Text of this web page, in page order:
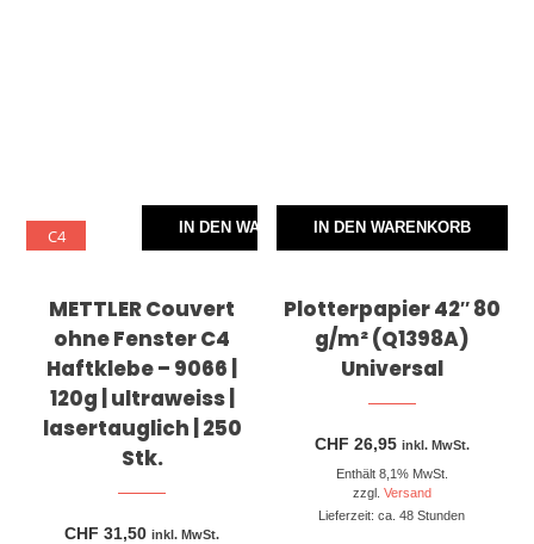
IN DEN WARENKORB
C4
METTLER Couvert
ohne Fenster C4
Haftklebe – 9066 |
120g | ultraweiss |
lasertauglich | 250
Stk.
CHF 31,50 inkl. MwSt.
IN DEN WARENKORB
Plotterpapier 42″ 80
g/m² (Q1398A)
Universal
CHF 26,95 inkl. MwSt.
Enthält 8,1% MwSt.
zzgl. Versand
Lieferzeit: ca. 48 Stunden